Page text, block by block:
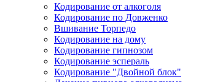
Кодирование от алкоголя
Кодирование по Довженко
Вшивание Торпедо
Кодирование на дому
Кодирование гипнозом
Кодирование эспераль
Кодирование "Двойной блок"